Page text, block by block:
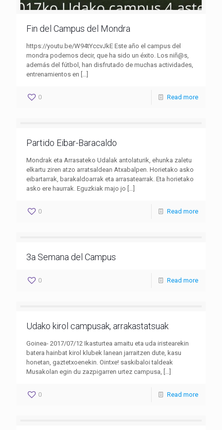
Fin del Campus del Mondra
https://youtu.be/W94tYccvJkE Este año el campus del
mondra podemos decir, que ha sido un éxito. Los niñ@s,
además del fútbol, han disfrutado de muchas actividades,
entrenamientos en […]
0 Read more
Partido Eibar-Baracaldo
Mondrak eta Arrasateko Udalak antolaturik, ehunka zaletu
elkartu ziren atzo arratsaldean Atxabalpen. Horietako asko
eibartarrak, barakaldoarrak eta arrasatearrak. Eta horietako
asko ere haurrak. Eguzkiak majo jo […]
0 Read more
3a Semana del Campus
0 Read more
Udako kirol campusak, arrakastatsuak
Goinea- 2017/07/12 Ikasturtea amaitu eta uda iristearekin
batera hainbat kirol klubek lanean jarraitzen dute, kasu
honetan, gaztetxoenekin. Ointxe! saskibaloi taldeak
Musakolan egin du zazpigarren urtez campusa, […]
0 Read more